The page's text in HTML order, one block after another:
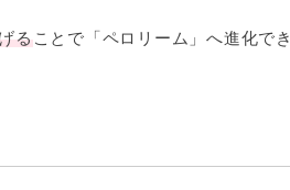
ることで「ペロリーム」へ進化でき